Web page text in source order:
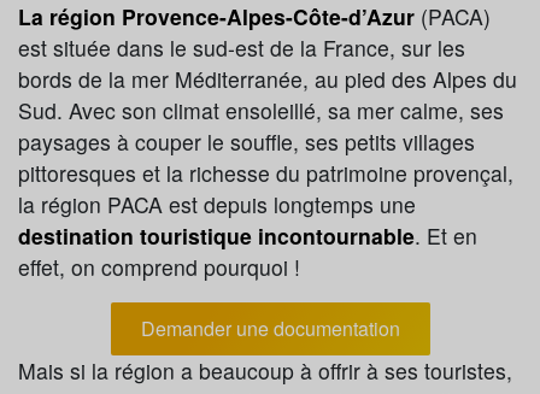
La région Provence-Alpes-Côte-d’Azur (PACA)
est située dans le sud-est de la France, sur les
bords de la mer Méditerranée, au pied des Alpes du
Sud. Avec son climat ensoleillé, sa mer calme, ses
paysages à couper le souffle, ses petits villages
pittoresques et la richesse du patrimoine provençal,
la région PACA est depuis longtemps une
destination touristique incontournable. Et en
effet, on comprend pourquoi !
Demander une documentation
Mais si la région a beaucoup à offrir à ses touristes,